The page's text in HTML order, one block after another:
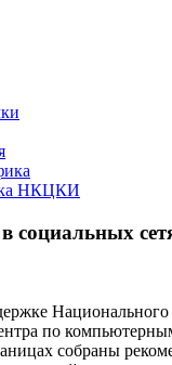
НКЦКИ
социальных
Национального
по
собраны